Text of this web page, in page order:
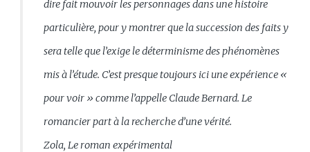
dire fait mouvoir les personnages dans une histoire
particulière, pour y montrer que la succession des faits y
sera telle que l’exige le déterminisme des phénomènes
mis à l’étude. C’est presque toujours ici une expérience «
pour voir » comme l’appelle Claude Bernard. Le
romancier part à la recherche d’une vérité.
Zola, Le roman expérimental